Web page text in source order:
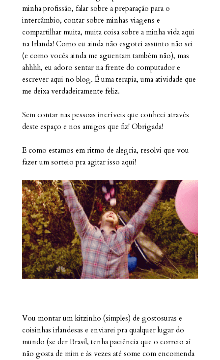
minha profissão, falar sobre a preparação para o
intercâmbio, contar sobre minhas viagens e
compartilhar muita, muita coisa sobre a minha vida aqui
na Irlanda! Como eu ainda não esgotei assunto não sei
(e como vocês ainda me aguentam também não), mas
ahhhh, eu adoro sentar na frente do computador e
escrever aqui no blog. É uma terapia, uma atividade que
me deixa verdadeiramente feliz.
Sem contar nas pessoas incríveis que conheci através
deste espaço e nos amigos que fiz! Obrigada!
E como estamos em ritmo de alegria, resolvi que vou
fazer um sorteio pra agitar isso aqui!
Vou montar um kitzinho (simples) de gostosuras e
coisinhas irlandesas e enviarei pra qualquer lugar do
mundo (se der Brasil, tenha paciência que o correio aí
não gosta de mim e às vezes até some com encomenda